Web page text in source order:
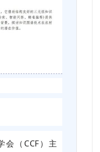
（CCF）主